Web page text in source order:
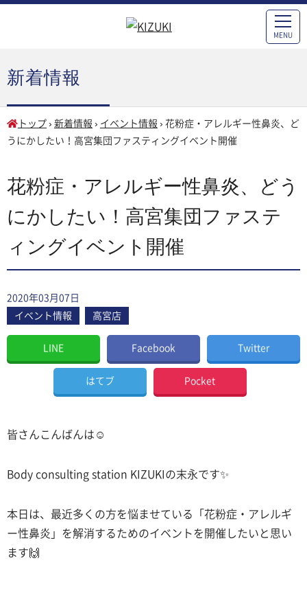
MENU
新着情報
トップ › 新着情報 › イベント情報 › 花粉症・アレルギー性鼻炎、ど
うにかしたい！高宮集団ファスティングイベント開催
花粉症・アレルギー性鼻炎、どう
にかしたい！高宮集団ファステ
ィングイベント開催
2020年03月07日
イベント情報
高宮店
LINE Facebook Twitter
はてブ Pocket
皆さんこんばんは☺️
Body consulting station KIZUKIの末永です✨
本日は、最近多くの方を悩ませている「花粉症・アレルギ
ー性鼻炎」を解消するためのイベントを開催したいと思い
ます🙌